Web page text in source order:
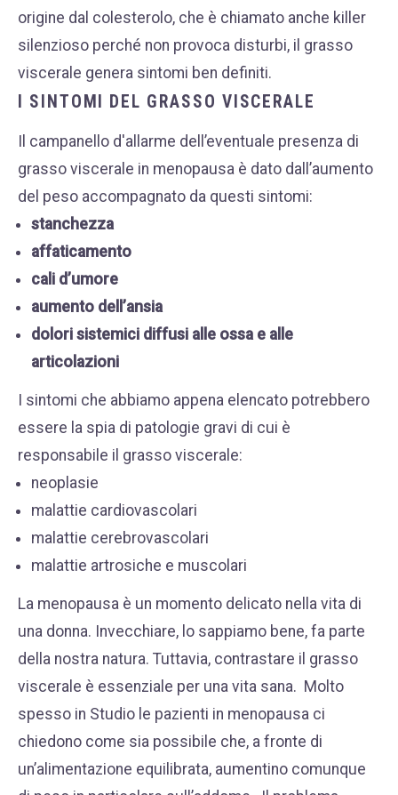
origine dal colesterolo, che è chiamato anche killer
silenzioso perché non provoca disturbi, il grasso
viscerale genera sintomi ben definiti.
I SINTOMI DEL GRASSO VISCERALE
Il campanello d'allarme dell’eventuale presenza di
grasso viscerale in menopausa è dato dall’aumento
del peso accompagnato da questi sintomi:
stanchezza
affaticamento
cali d’umore
aumento dell’ansia
dolori sistemici diffusi alle ossa e alle
articolazioni
I sintomi che abbiamo appena elencato potrebbero
essere la spia di patologie gravi di cui è
responsabile il grasso viscerale:
neoplasie
malattie cardiovascolari
malattie cerebrovascolari
malattie artrosiche e muscolari
La menopausa è un momento delicato nella vita di
una donna. Invecchiare, lo sappiamo bene, fa parte
della nostra natura. Tuttavia, contrastare il grasso
viscerale è essenziale per una vita sana. Molto
spesso in Studio le pazienti in menopausa ci
chiedono come sia possibile che, a fronte di
un’alimentazione equilibrata, aumentino comunque